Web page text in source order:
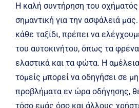
Η καλή συντήρηση του οχήματός
σημαντική για την ασφάλειά
κάθε ταξίδι, πρέπει να
του αυτοκινήτου, όπως τα
ελαστικά και τα φώτα. Η
τομείς μπορεί να οδηγήσει σε
προβλήματα εν ώρα οδήγησης,
τόσο εμάς όσο και άλλους